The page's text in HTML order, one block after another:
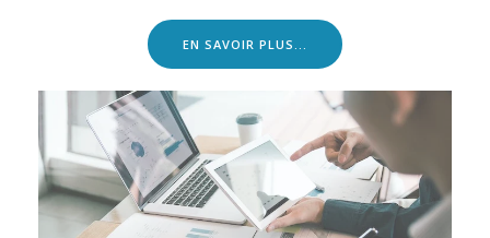
EN SAVOIR PLUS...